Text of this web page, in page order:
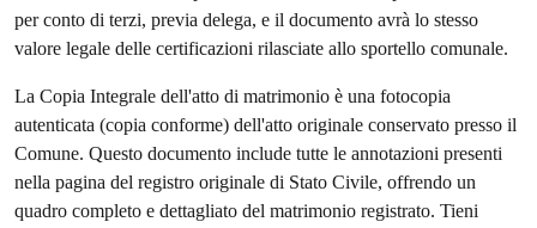
per conto di terzi, previa delega, e il documento avrà lo stesso
valore legale delle certificazioni rilasciate allo sportello comunale.
La Copia Integrale dell'atto di matrimonio è una fotocopia
autenticata (copia conforme) dell'atto originale conservato presso il
Comune. Questo documento include tutte le annotazioni presenti
nella pagina del registro originale di Stato Civile, offrendo un
quadro completo e dettagliato del matrimonio registrato. Tieni